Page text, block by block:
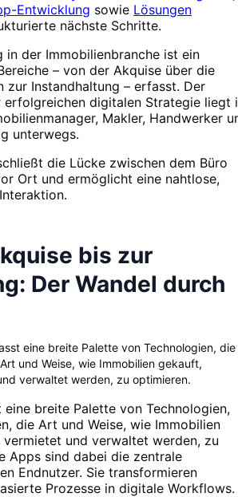
Entwicklung sowie Lösungen
nächste Schritte.
in der Immobilienbranche ist ein
– von der Akquise über die
zur Instandhaltung – erfasst. Der
erfolgreichen digitalen Strategie liegt
Makler, Handwerker
unterwegs.
die Lücke zwischen dem Büro
Ort und ermöglicht eine nahtlose,
bis zur
Der Wandel durch
eine breite Palette von Technologien, die
und Weise, wie Immobilien gekauft,
verwaltet werden, zu optimieren.
eine breite Palette von Technologien,
die Art und Weise, wie Immobilien
und verwaltet werden, zu
Apps sind dabei die zentrale
Endnutzer. Sie transformieren
Prozesse in digitale Workflows.